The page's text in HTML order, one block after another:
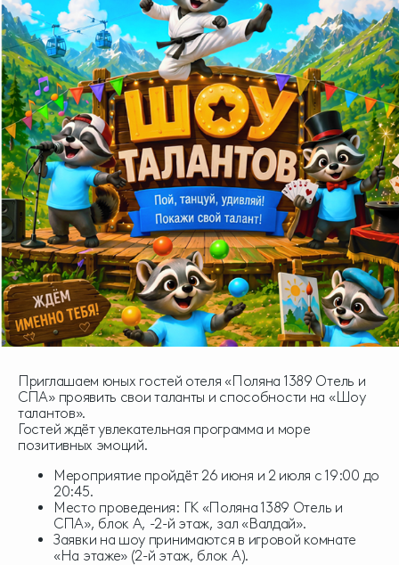
Приглашаем юных гостей отеля «Поляна 1389 Отель и
СПА» проявить свои таланты и способности на «Шоу
талантов».
Гостей ждёт увлекательная программа и море
позитивных эмоций.
Мероприятие пройдёт 26 июня и 2 июля с 19:00 до
20:45.
Место проведения: ГК «Поляна 1389 Отель и
СПА», блок А, -2-й этаж, зал «Валдай».
Заявки на шоу принимаются в игровой комнате
«На этаже» (2-й этаж, блок А).